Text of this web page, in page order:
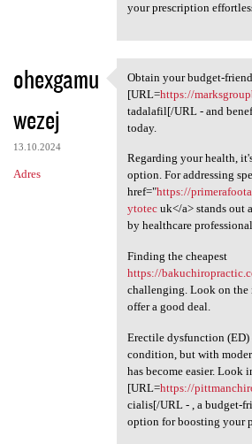
your prescription
ohexgamu
wezej
13.10.2024
Adres
Obtain your
Obtain your budget-
[URL=https://
tadalafil[/URL - and
today.
Regarding your health,
option. For addressing
href="https://
ytotecuk</a> stands out
by healthcare
Finding the cheapest
https://
challenging. Look on
offer a good deal.
Erectile dysfunction (ED)
condition, but with
has become easier. Look
[URL=https://
cialis[/URL - , a budget-
option for boosting your